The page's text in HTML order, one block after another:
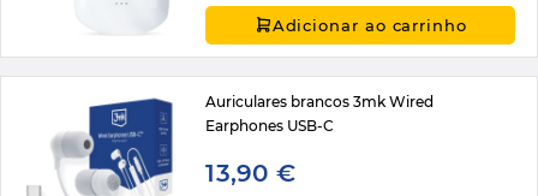
Adicionar ao carrinho
Auriculares brancos 3mk Wired
Earphones USB-C
13,90 €